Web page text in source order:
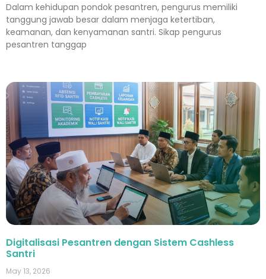
Dalam kehidupan pondok pesantren, pengurus memiliki
tanggung jawab besar dalam menjaga ketertiban,
keamanan, dan kenyamanan santri. Sikap pengurus
pesantren tanggap
Digitalisasi Pesantren dengan Sistem Cashless
Santri
May 13, 2026